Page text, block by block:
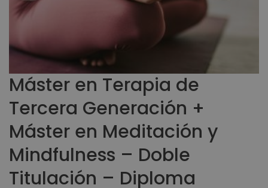
Máster en Terapia de
Tercera Generación +
Máster en Meditación y
Mindfulness – Doble
Titulación – Diploma